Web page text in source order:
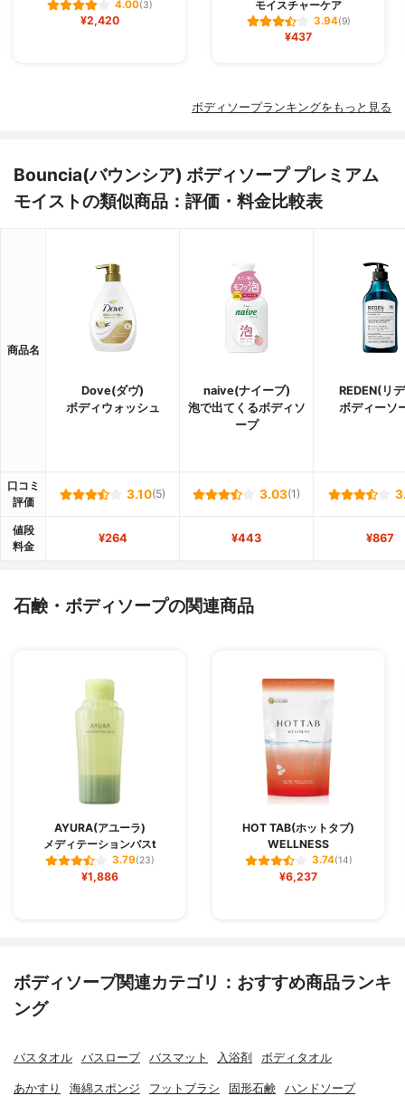
4.00(3)
¥2,420
モイスチャーケア
3.94(9)
¥437
ボディソープランキングをもっと見る
Bouncia(バウンシア) ボディソープ プレミアム
モイストの類似商品：評価・料金比較表
商品名
Dove(ダヴ)
ボディウォッシュ
naive(ナイーブ)
泡で出てくるボディソ
ープ
REDEN(リ
ボディーソ
口コミ
評価
3.10(5) 3.03(1)
値段
料金
¥264 ¥443 ¥867
石鹸・ボディソープの関連商品
AYURA(アユーラ)
メディテーションバスt
3.79(23)
¥1,886
HOT TAB(ホットタブ)
WELLNESS
3.74(14)
¥6,237
ボディソープ関連カテゴリ：おすすめ商品ランキ
ング
バスタオル バスローブ バスマット 入浴剤 ボディタオル
あかすり 海綿スポンジ フットブラシ 固形石鹸 ハンドソープ